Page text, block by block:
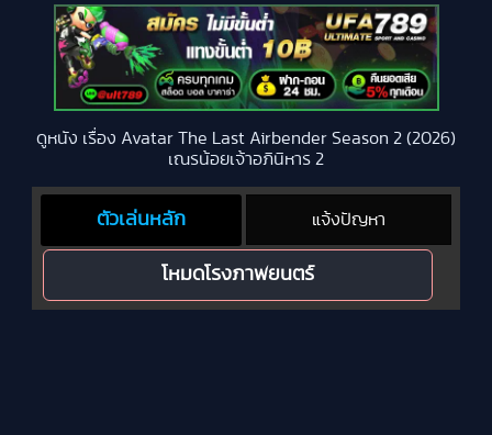
ดูหนัง เรื่อง Avatar The Last Airbender Season 2 (2026)
เณรน้อยเจ้าอภินิหาร 2
ตัวเล่นหลัก แจ้งปัญหา
โหมดโรงภาพยนตร์